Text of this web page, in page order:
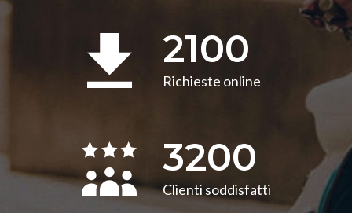
2100
Richieste online
3200
Clienti soddisfatti